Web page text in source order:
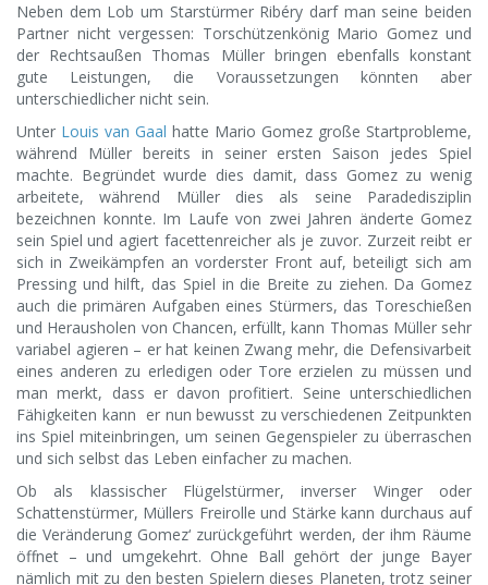
Neben dem Lob um Starstürmer Ribéry darf man seine beiden
Partner nicht vergessen: Torschützenkönig Mario Gomez und
der Rechtsaußen Thomas Müller bringen ebenfalls konstant
gute Leistungen, die Voraussetzungen könnten aber
unterschiedlicher nicht sein.
Unter Louis van Gaal hatte Mario Gomez große Startprobleme,
während Müller bereits in seiner ersten Saison jedes Spiel
machte. Begründet wurde dies damit, dass Gomez zu wenig
arbeitete, während Müller dies als seine Paradedisziplin
bezeichnen konnte. Im Laufe von zwei Jahren änderte Gomez
sein Spiel und agiert facettenreicher als je zuvor. Zurzeit reibt er
sich in Zweikämpfen an vorderster Front auf, beteiligt sich am
Pressing und hilft, das Spiel in die Breite zu ziehen. Da Gomez
auch die primären Aufgaben eines Stürmers, das Toreschießen
und Herausholen von Chancen, erfüllt, kann Thomas Müller sehr
variabel agieren – er hat keinen Zwang mehr, die Defensivarbeit
eines anderen zu erledigen oder Tore erzielen zu müssen und
man merkt, dass er davon profitiert. Seine unterschiedlichen
Fähigkeiten kann er nun bewusst zu verschiedenen Zeitpunkten
ins Spiel miteinbringen, um seinen Gegenspieler zu überraschen
und sich selbst das Leben einfacher zu machen.
Ob als klassischer Flügelstürmer, inverser Winger oder
Schattenstürmer, Müllers Freirolle und Stärke kann durchaus auf
die Veränderung Gomez‘ zurückgeführt werden, der ihm Räume
öffnet – und umgekehrt. Ohne Ball gehört der junge Bayer
nämlich mit zu den besten Spielern dieses Planeten, trotz seiner